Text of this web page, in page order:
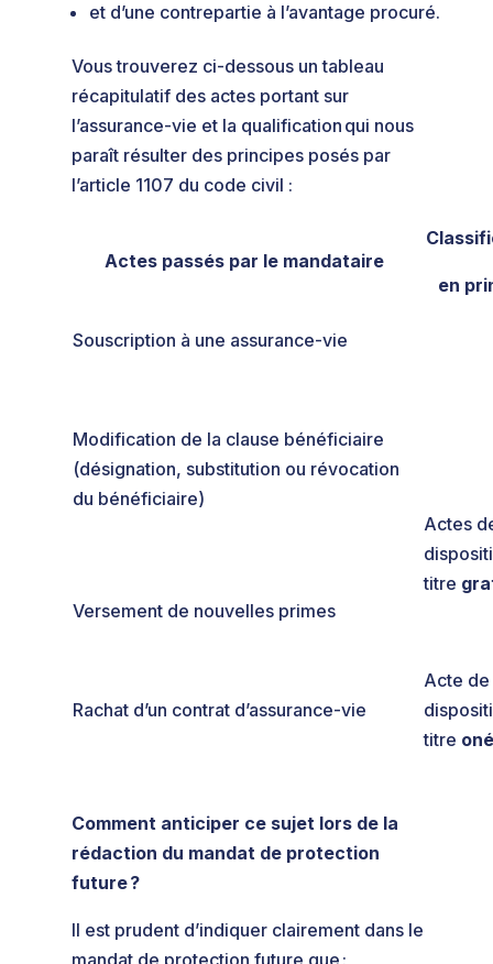
et d’une contrepartie à l’avantage procuré.
Vous trouverez ci-dessous un tableau
récapitulatif des actes portant sur
l’assurance-vie et la qualification qui nous
paraît résulter des principes posés par
l’article 1107 du code civil :
Actes passés par le mandataire
en
Souscription à une assurance-vie
Actes
titre
Modification de la clause bénéficiaire
(désignation, substitution ou révocation
du bénéficiaire)
Versement de nouvelles primes
Rachat d’un contrat d’assurance-vie
Acte de
titre
Comment anticiper ce sujet lors de la
rédaction du mandat de protection
future ?
Il est prudent d’indiquer clairement dans le